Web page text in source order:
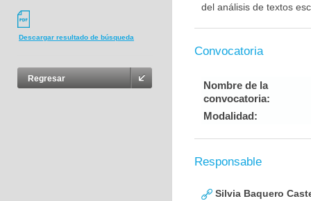
Descargar resultado de búsqueda
Regresar
del análisis de textos
Convocatoria
Nombre de la
convocatoria:
Modalidad:
Responsable
Silvia Baquero